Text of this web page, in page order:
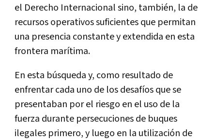
el Derecho Internacional sino, también, la de
recursos operativos suficientes que permitan
una presencia constante y extendida en esta
frontera marítima.
En esta búsqueda y, como resultado de
enfrentar cada uno de los desafíos que se
presentaban por el riesgo en el uso de la
fuerza durante persecuciones de buques
ilegales primero, y luego en la utilización de